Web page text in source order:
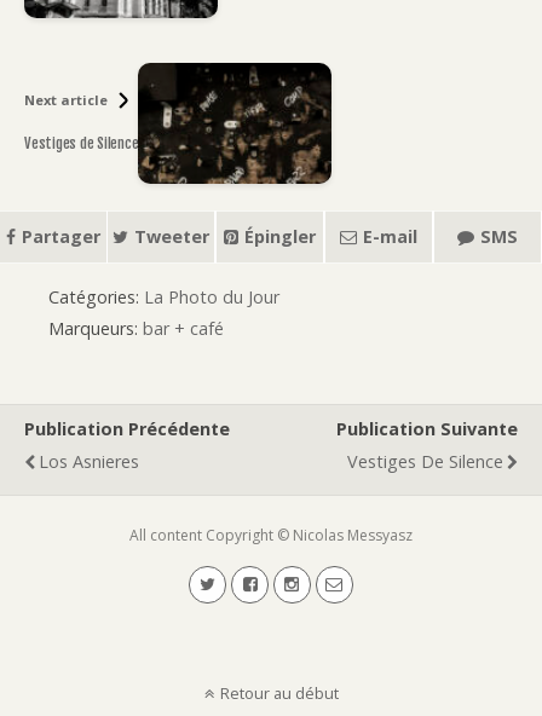
Next article
Vestiges de Silence
Partager Tweeter Épingler E-mail SMS
Catégories: La Photo du Jour
Marqueurs: bar + café
Publication Précédente
Los Asnieres
Publication Suivante
Vestiges De Silence
All content Copyright © Nicolas Messyasz
Retour au début